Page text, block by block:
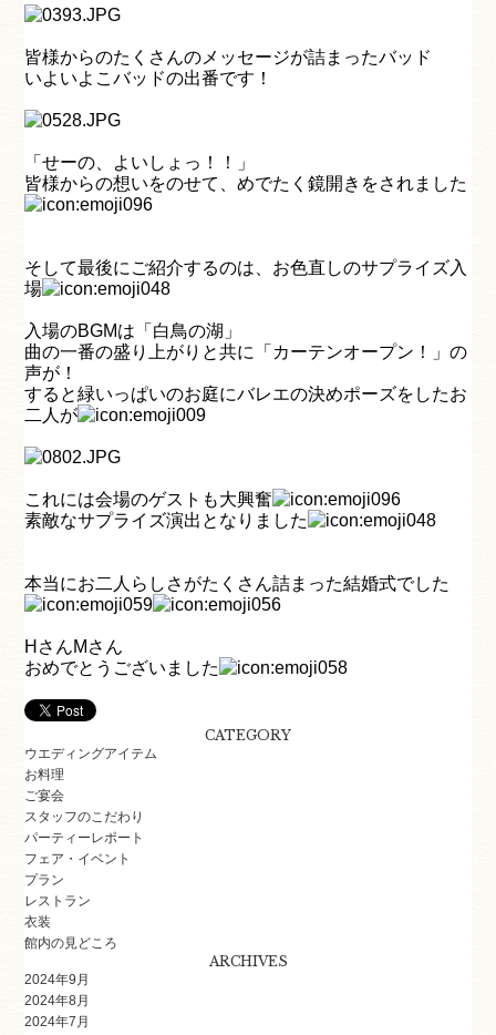
皆様からのたくさんのメッセージが詰まったバッド
いよいよこバッドの出番です！
「せーの、よいしょっ！！」
皆様からの想いをのせて、めでたく鏡開きをされました
そして最後にご紹介するのは、お色直しのサプライズ入
場
入場のBGMは「白鳥の湖」
曲の一番の盛り上がりと共に「カーテンオープン！」の
声が！
すると緑いっぱいのお庭にバレエの決めポーズをしたお
二人が
これには会場のゲストも大興奮
素敵なサプライズ演出となりました
本当にお二人らしさがたくさん詰まった結婚式でした
HさんMさん
おめでとうございました
CATEGORY
ウエディングアイテム
お料理
ご宴会
スタッフのこだわり
パーティーレポート
フェア・イベント
プラン
レストラン
衣装
館内の見どころ
ARCHIVES
2024年9月
2024年8月
2024年7月